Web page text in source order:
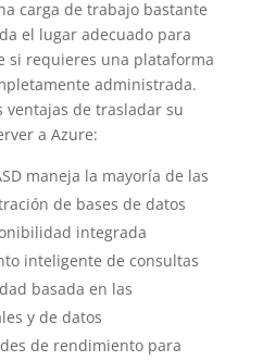
carga de trabajo bastante
el lugar adecuado para
si requieres una plataforma
administrada.
ventajas de trasladar su
a Azure:
maneja la mayoría de las
de bases de datos
integrada
inteligente de consultas
basada en las
y de datos
de rendimiento para